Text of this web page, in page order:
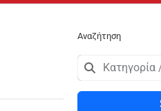
Αναζήτηση